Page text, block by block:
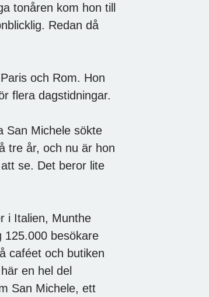
tonåren kom hon till
Redan då
och Rom. Hon
flera dagstidningar.
San Michele sökte
tre år, och nu är hon
se. Det beror lite
i Italien, Munthe
125.000 besökare
caféet och butiken
en hel del
San Michele, ett